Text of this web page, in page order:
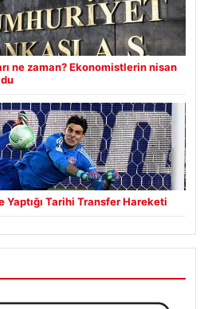
ne zaman? Ekonomistlerin nisan
Yaptığı Tarihi Transfer Hareketi